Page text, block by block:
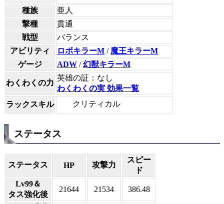
種族
亜人
撃種
貫通
戦型
バランス
アビリティ
ロボキラーM / 魔王キラーM
ゲージ
ADW /幻獣キラーM
わくわくの力
英雄の証：なし
わくわくの実 効果一覧
ラックスキル
クリティカル
ステータス
ステータス HP 攻撃力
スピー
ド
Lv99＆
タス強化後
21644 21534 386.48